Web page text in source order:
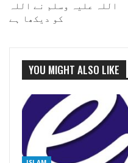
اللہ علیہ وسلم نے اللہ
کو دیکھا ہے
YOU MIGHT ALSO LIKE